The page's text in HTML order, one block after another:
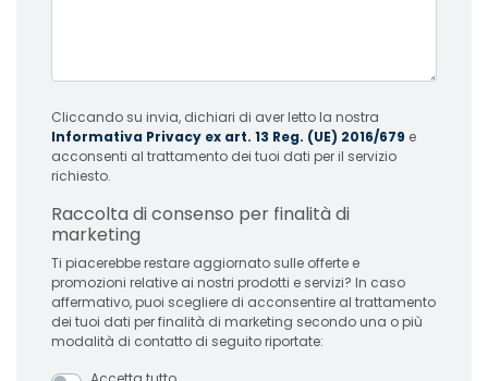
Cliccando su invia, dichiari di aver letto la nostra
Informativa Privacy ex art. 13 Reg. (UE) 2016/679 e
acconsenti al trattamento dei tuoi dati per il servizio
richiesto.
Raccolta di consenso per finalità di
marketing
Ti piacerebbe restare aggiornato sulle offerte e
promozioni relative ai nostri prodotti e servizi? In caso
affermativo, puoi scegliere di acconsentire al trattamento
dei tuoi dati per finalità di marketing secondo una o più
modalità di contatto di seguito riportate: